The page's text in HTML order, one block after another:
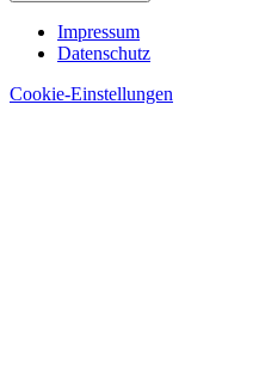
Impressum
Datenschutz
Cookie-Einstellungen